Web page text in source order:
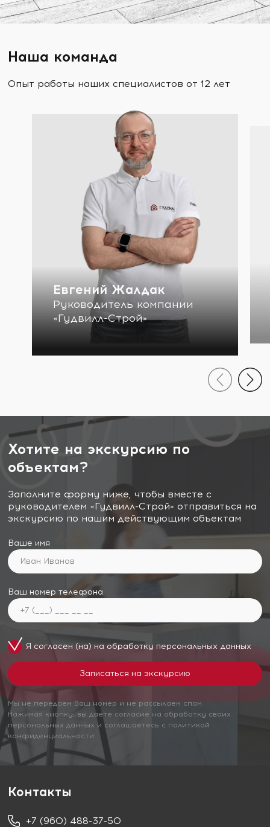
Наша команда
Опыт работы наших специалистов от 12 лет
Евгений Жалдак
Руководитель компании
«Гудвилл-Строй»
Хотите на экскурсию по
объектам?
Заполните форму ниже, чтобы вместе с
руководителем «Гудвилл-Строй» отправиться на
экскурсию по нашим действующим объектам
Ваше имя
Ваш номер телефона
Я согласен (на) на обработкуперсональных данных
Мы не передаем Ваш номер и не рассылаем спам.
Нажимая кнопку, вы даете согласие на обработку своих
персональных данных и соглашаетесь с политикой
конфиденциальности
Контакты
+7 (960) 488-37-50